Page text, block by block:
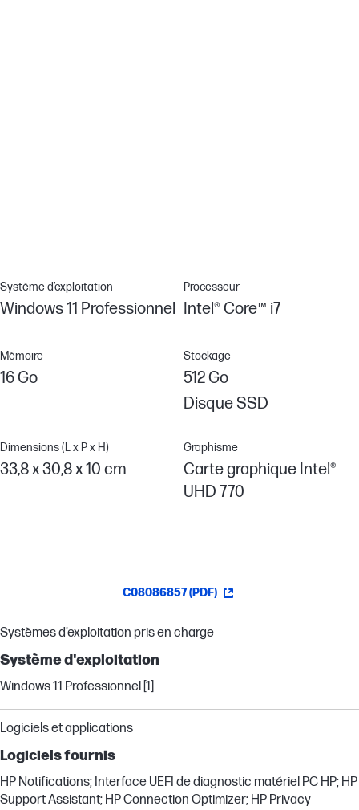
Système d’exploitation
Windows 11 Professionnel
Processeur
Intel® Core™ i7
Mémoire
16 Go
Stockage
512 Go
Disque SSD
Dimensions (L x P x H)
33,8 x 30,8 x 10 cm
Graphisme
Carte graphique Intel®
UHD 770
C08086857 (PDF)
Systèmes d’exploitation pris en charge
Système d'exploitation
Windows 11 Professionnel [1]
Logiciels et applications
Logiciels fournis
HP Notifications; Interface UEFI de diagnostic matériel PC HP; HP
Support Assistant; HP Connection Optimizer; HP Privacy